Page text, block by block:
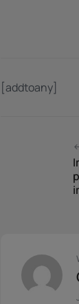
[addtoany]